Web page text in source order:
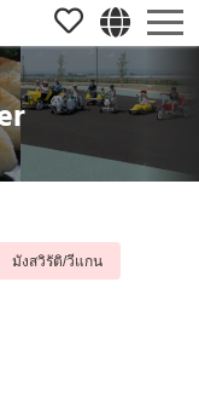
มังสวิรัติ/วีแกน